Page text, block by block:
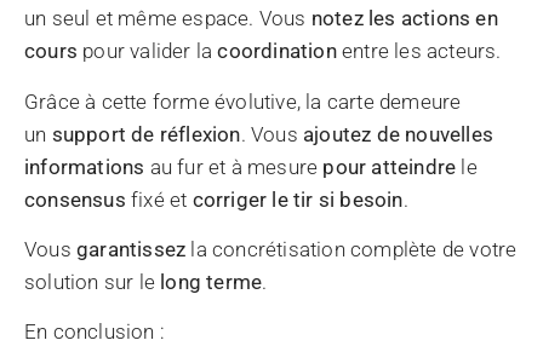
un seul et même espace. Vous notez les actions en
cours pour valider lacoordinationentre les acteurs.
Grâce à cette forme évolutive, la carte demeure
un support de réflexion. Vous ajoutez de nouvelles
informations au fur et à mesure pour atteindre le
consensus fixé et corriger le tir si besoin.
Vous garantissez la concrétisation complète de votre
solution sur le long terme.
En conclusion :